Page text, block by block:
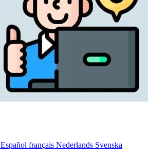
Español français Nederlands Svenska